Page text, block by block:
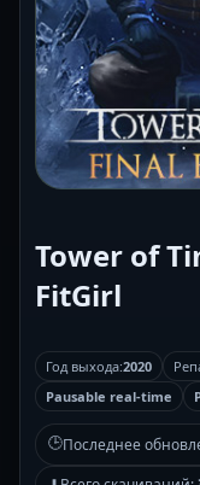
Tower of
FitGirl
Год выхода:2020
Pausable real-time
🕒Последнее